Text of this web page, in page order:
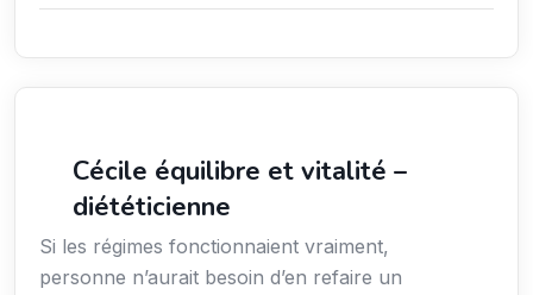
Cécile équilibre et vitalité –
diététicienne
Si les régimes fonctionnaient vraiment,
personne n’aurait besoin d’en refaire un